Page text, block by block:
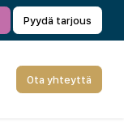
Pyydä tarjous
Ota yhteyttä